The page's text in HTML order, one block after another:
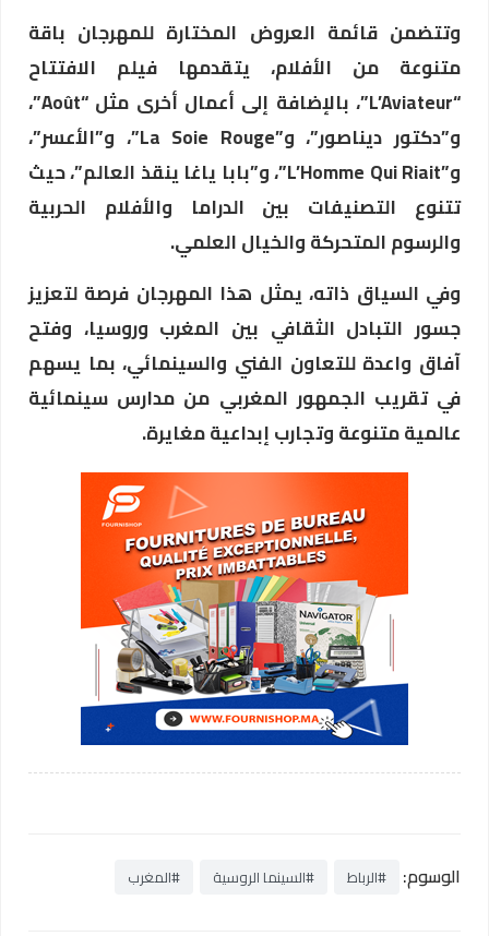
وتتضمن قائمة العروض المختارة للمهرجان باقة
متنوعة من الأفلام، يتقدمها فيلم الافتتاح
“L’Aviateur”، بالإضافة إلى أعمال أخرى مثل “Août”،
و”دكتور ديناصور”، و”La Soie Rouge”، و”الأعسر”،
و”L’Homme Qui Riait”، و”بابا ياغا ينقذ العالم”، حيث
تتنوع التصنيفات بين الدراما والأفلام الحربية
والرسوم المتحركة والخيال العلمي.
وفي السياق ذاته، يمثل هذا المهرجان فرصة لتعزيز
جسور التبادل الثقافي بين المغرب وروسيا، وفتح
آفاق واعدة للتعاون الفني والسينمائي، بما يسهم
في تقريب الجمهور المغربي من مدارس سينمائية
عالمية متنوعة وتجارب إبداعية مغايرة.
الوسوم: #الرباط #السينما الروسية #المغرب